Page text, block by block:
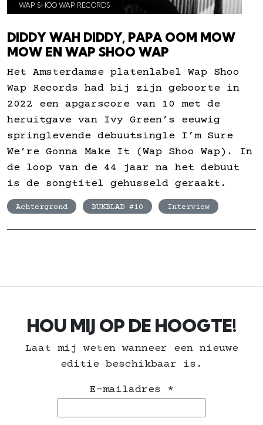
WAP SHOO WAP RECORDS
DIDDY WAH DIDDY, PAPA OOM MOW
MOW EN WAP SHOO WAP
Het Amsterdamse platenlabel Wap Shoo
Wap Records had bij zijn geboorte in
2022 een apgarscore van 10 met de
heruitgave van Ivy Green’s eeuwig
springlevende debuutsingle I’m Sure
We’re Gonna Make It (Wap Shoo Wap). In
de loop van de 44 jaar na het debuut
is de songtitel gehusseld geraakt.
Achtergrond BUKBLAD #10 Interview
HOU MIJ OP DE HOOGTE!
Laat mij weten wanneer een nieuwe
editie beschikbaar is.
E-mailadres *